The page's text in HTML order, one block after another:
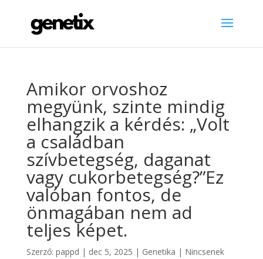
Amikor orvoshoz
megyünk, szinte mindig
elhangzik a kérdés: „Volt
a családban
szívbetegség, daganat
vagy cukorbetegség?”Ez
valóban fontos, de
önmagában nem ad
teljes képet.
Szerző: pappd | dec 5, 2025 | Genetika | Nincsenek